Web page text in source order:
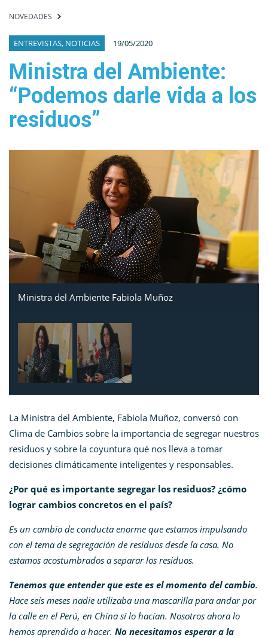
NOVEDADES
ENTREVISTAS, NOTICIAS 19/05/2020
Ministra del Ambiente:
“Podemos darle vida a los
residuos”
Ministra del Ambiente Fabiola Muñoz
La Ministra del Ambiente, Fabiola Muñoz, conversó con
Clima de Cambios sobre la importancia de segregar nuestros
residuos y sobre la coyuntura qué nos lleva a tomar
decisiones climáticamente inteligentes y responsables.
¿Por qué es importante segregar los residuos? ¿cómo
lograr cambios concretos en el país?
Es un cambio de conducta enorme que estamos impulsando
con el tema de segregación de residuos desde la casa. No
estamos acostumbrados a separar los residuos.
Tenemos que entender que este es el momento del cambio.
Hace seis meses nadie utilizaba una mascarilla para andar por
la calle en el Perú, en China sí lo hacían. Nosotros ahora lo
hemos aprendido a hacer. No necesitamos esperar a la